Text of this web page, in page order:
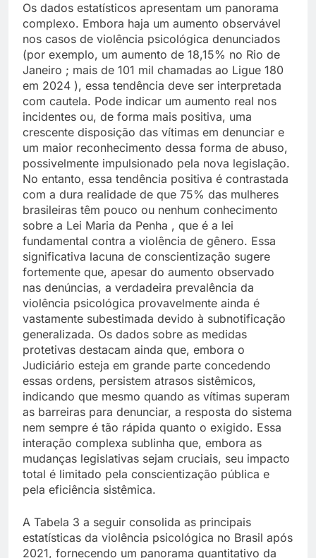
Os dados estatísticos apresentam um panorama
complexo. Embora haja um aumento observável
nos casos de violência psicológica denunciados
(por exemplo, um aumento de 18,15% no Rio de
Janeiro ; mais de 101 mil chamadas ao Ligue 180
em 2024 ), essa tendência deve ser interpretada
com cautela. Pode indicar um aumento real nos
incidentes ou, de forma mais positiva, uma
crescente disposição das vítimas em denunciar e
um maior reconhecimento dessa forma de abuso,
possivelmente impulsionado pela nova legislação.
No entanto, essa tendência positiva é contrastada
com a dura realidade de que 75% das mulheres
brasileiras têm pouco ou nenhum conhecimento
sobre a Lei Maria da Penha , que é a lei
fundamental contra a violência de gênero. Essa
significativa lacuna de conscientização sugere
fortemente que, apesar do aumento observado
nas denúncias, a verdadeira prevalência da
violência psicológica provavelmente ainda é
vastamente subestimada devido à subnotificação
generalizada. Os dados sobre as medidas
protetivas destacam ainda que, embora o
Judiciário esteja em grande parte concedendo
essas ordens, persistem atrasos sistêmicos,
indicando que mesmo quando as vítimas superam
as barreiras para denunciar, a resposta do sistema
nem sempre é tão rápida quanto o exigido. Essa
interação complexa sublinha que, embora as
mudanças legislativas sejam cruciais, seu impacto
total é limitado pela conscientização pública e
pela eficiência sistêmica.
A Tabela 3 a seguir consolida as principais
estatísticas da violência psicológica no Brasil após
2021, fornecendo um panorama quantitativo da